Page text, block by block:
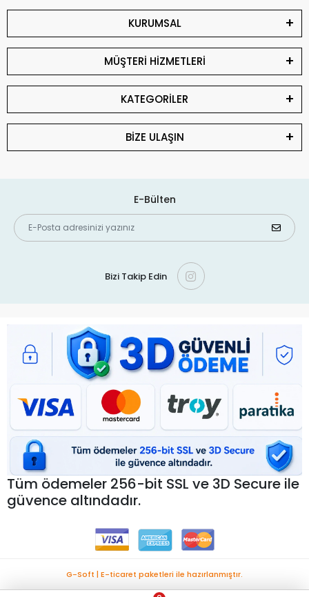
KURUMSAL
MÜŞTERİ HİZMETLERİ
KATEGORİLER
BİZE ULAŞIN
E-Bülten
Bizi Takip Edin
Tüm ödemeler 256-bit SSL ve 3D Secure ile
güvence altındadır.
G-Soft | E-ticaret paketleri ile hazırlanmıştır.